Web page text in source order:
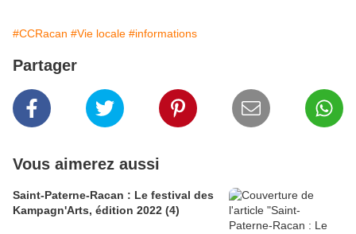
#CCRacan #Vie locale #informations
Partager
Vous aimerez aussi
Saint-Paterne-Racan : Le festival des
Kampagn'Arts, édition 2022 (4)